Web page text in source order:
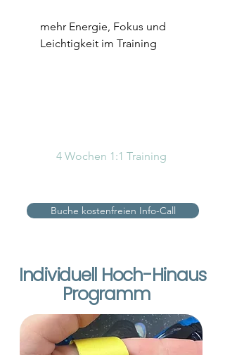
mehr Energie, Fokus und
Leichtigkeit im Training
4 Wochen 1:1 Training
Buche kostenfreien Info-Call
Individuell Hoch-Hinaus
Programm